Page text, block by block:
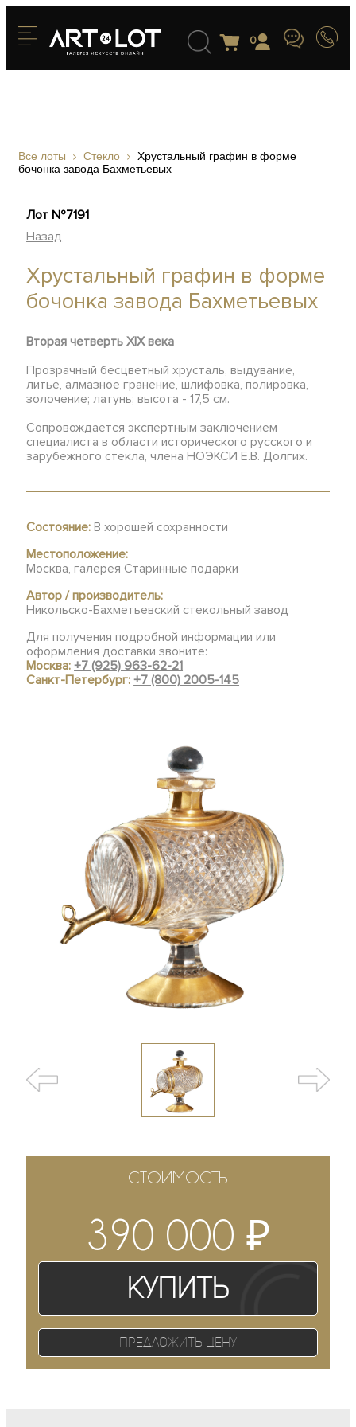
0
Все лоты Стекло
Хрустальный графин в форме
бочонка завода Бахметьевых
Лот №7191
Назад
Хрустальный графин в форме
бочонка завода Бахметьевых
Вторая четверть XIX века
Прозрачный бесцветный хрусталь, выдувание,
литье, алмазное гранение, шлифовка, полировка,
золочение; латунь; высота - 17,5 см.
Сопровождается экспертным заключением
специалиста в области исторического русского и
зарубежного стекла, члена НОЭКСИ Е.В. Долгих.
Состояние: В хорошей сохранности
Местоположение:
Москва, галерея Старинные подарки
Автор / производитель:
Никольско-Бахметьевский стекольный завод
Для получения подробной информации или
оформления доставки звоните:
Москва:+7 (925) 963-62-21
Санкт-Петербург:+7 (800) 2005-145
СТОИМОСТЬ
390 000 ₽
Купить
Предложить цену